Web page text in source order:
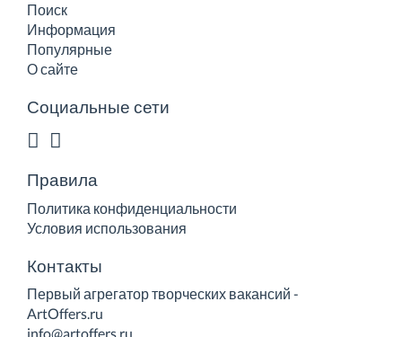
Поиск
Информация
Популярные
О сайте
Социальные сети
Правила
Политика конфиденциальности
Условия использования
Контакты
Первый агрегатор творческих вакансий -
ArtOffers.ru
info@artoffers.ru